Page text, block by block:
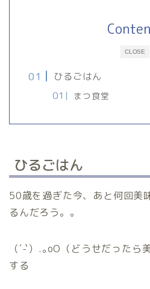
CLOSE
ひるごはん
まつ食堂
ひるごはん
50歳を過ぎた今、あと何回美
るんだろう。。
（´-`）.｡oO（どうせだったら
する